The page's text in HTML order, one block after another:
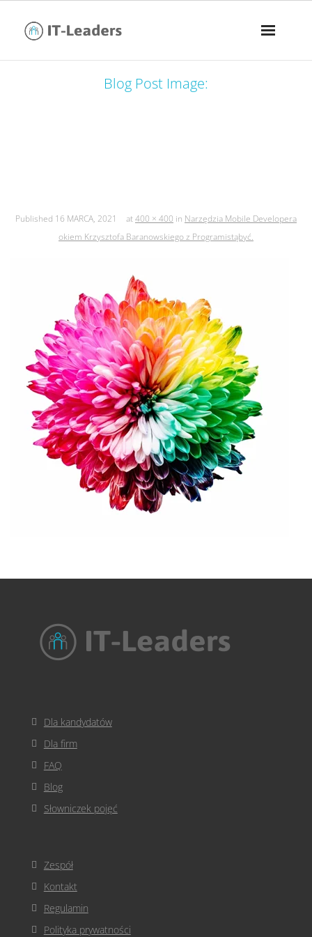
Blog Post Image:
Published 16 MARCA, 2021 at400 × 400 in Narzędzia Mobile Developera
okiem Krzysztofa Baranowskiego z Programistąbyć.
Dla kandydatów
Dla firm
FAQ
Blog
Słowniczek pojęć
Zespół
Kontakt
Regulamin
Polityka prywatności